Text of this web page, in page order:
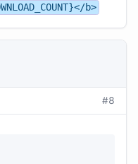
b>
#8